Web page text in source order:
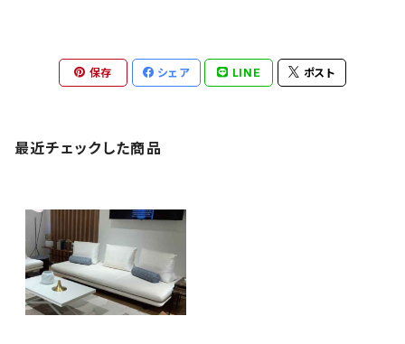
保存 シェア LINE ポスト
最近チェックした商品